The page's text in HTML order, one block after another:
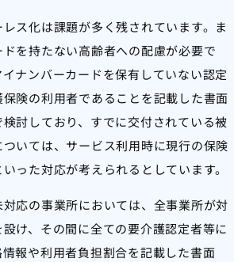
ス化は課題が多く残されています。ま
を持たない高齢者への配慮が必要で
ナンバーカードを保有していない認定
険の利用者であることを記載した書面
討しており、すでに交付されている被
いては、サービス利用時に現行の保険
った対応が考えられるとしています。
応の事業所においては、全事業所が対
け、その間に全ての要介護認定者等に
報や利用者負担割合を記載した書面